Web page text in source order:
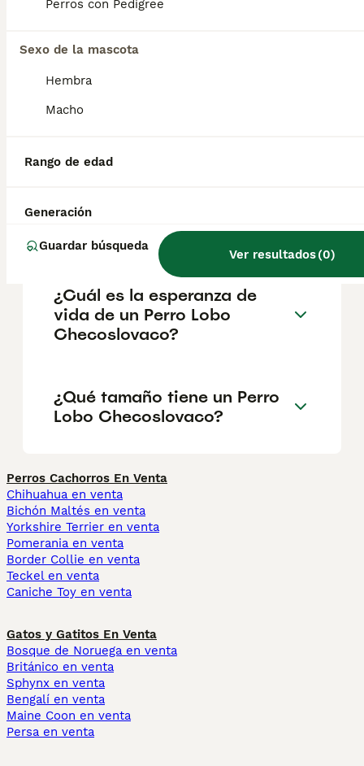
Perros con Pedigree
Sexo de la mascota
Hembra
Macho
Rango de edad
Generación
Guardar búsqueda
Ver resultados(0)
aproximadamente 700€, aunque los precios
ubicación.
¿Cómo es el carácter de
desventajas de la raza Perro
Lobo Checoslovaco?
¿Cuál es la esperanza de
vida de un Perro Lobo
Checoslovaco?
¿Qué tamaño tiene un Perro
Lobo Checoslovaco?
Perros Cachorros En Venta
Chihuahua en venta
Bichón Maltés en venta
Yorkshire Terrier en venta
Pomerania en venta
Border Collie en venta
Teckel en venta
Caniche Toy en venta
Gatos y Gatitos En Venta
Bosque de Noruega en venta
Británico en venta
Sphynx en venta
Bengalí en venta
Maine Coon en venta
Persa en venta